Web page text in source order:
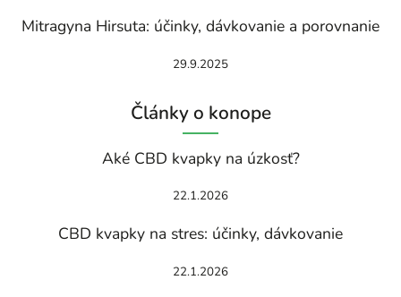
Mitragyna Hirsuta: účinky, dávkovanie a porovnanie
29.9.2025
Články o konope
Aké CBD kvapky na úzkosť?
22.1.2026
CBD kvapky na stres: účinky, dávkovanie
22.1.2026